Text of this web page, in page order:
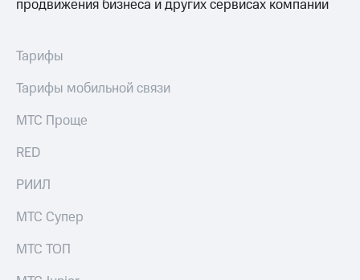
продвижения бизнеса и других сервисах компании
Тарифы
Тарифы мобильной связи
МТС Проще
RED
РИИЛ
МТС Супер
МТС ТОП